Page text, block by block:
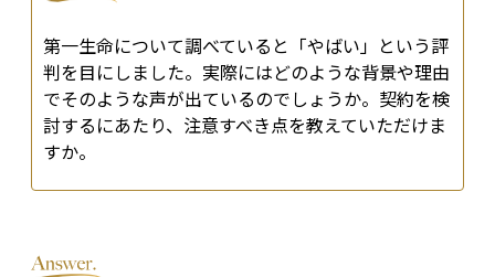
第一生命について調べていると「やばい」という評
判を目にしました。実際にはどのような背景や理由
でそのような声が出ているのでしょうか。契約を検
討するにあたり、注意すべき点を教えていただけま
すか。